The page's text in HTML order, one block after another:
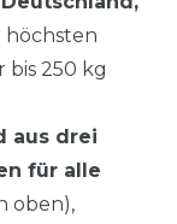
bis 250 kg
aus drei
für alle
oben),